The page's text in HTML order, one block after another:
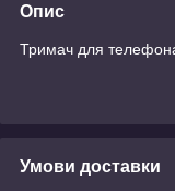
Опис
Тримач для
Умови доставки